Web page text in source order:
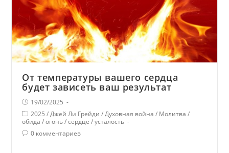
От температуры вашего сердца
будет зависеть ваш результат
19/02/2025
2025 / Джей Ли Грейди / Духовная война / Молитва /
обида / огонь / сердце / усталость
0 комментариев